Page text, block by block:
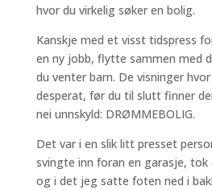
hvor du virkelig søker en bolig.
Kanskje med et visst tidspress
en ny jobb, flytte sammen med
du venter barn. De visninger
desperat, før du til slutt finner
nei unnskyld: DRØMMEBOLIG.
Det var i en slik litt presset
svingte inn foran en garasje,
og i det jeg satte foten ned i